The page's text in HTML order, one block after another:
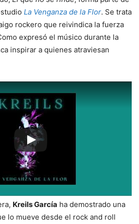
La Venganza de la Flor. Se trata
rockero que reivindica la fuerza
expresó el músico durante la
inspirar a quienes atraviesan
Kreils García ha demostrado una
lo mueve desde el rock and roll